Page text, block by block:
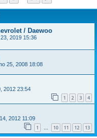
/ Daewoo
2019 15:36
25, 2008 18:08
2012 23:54
1 2 3 4
2012 11:09
1 … 10 11 12 13